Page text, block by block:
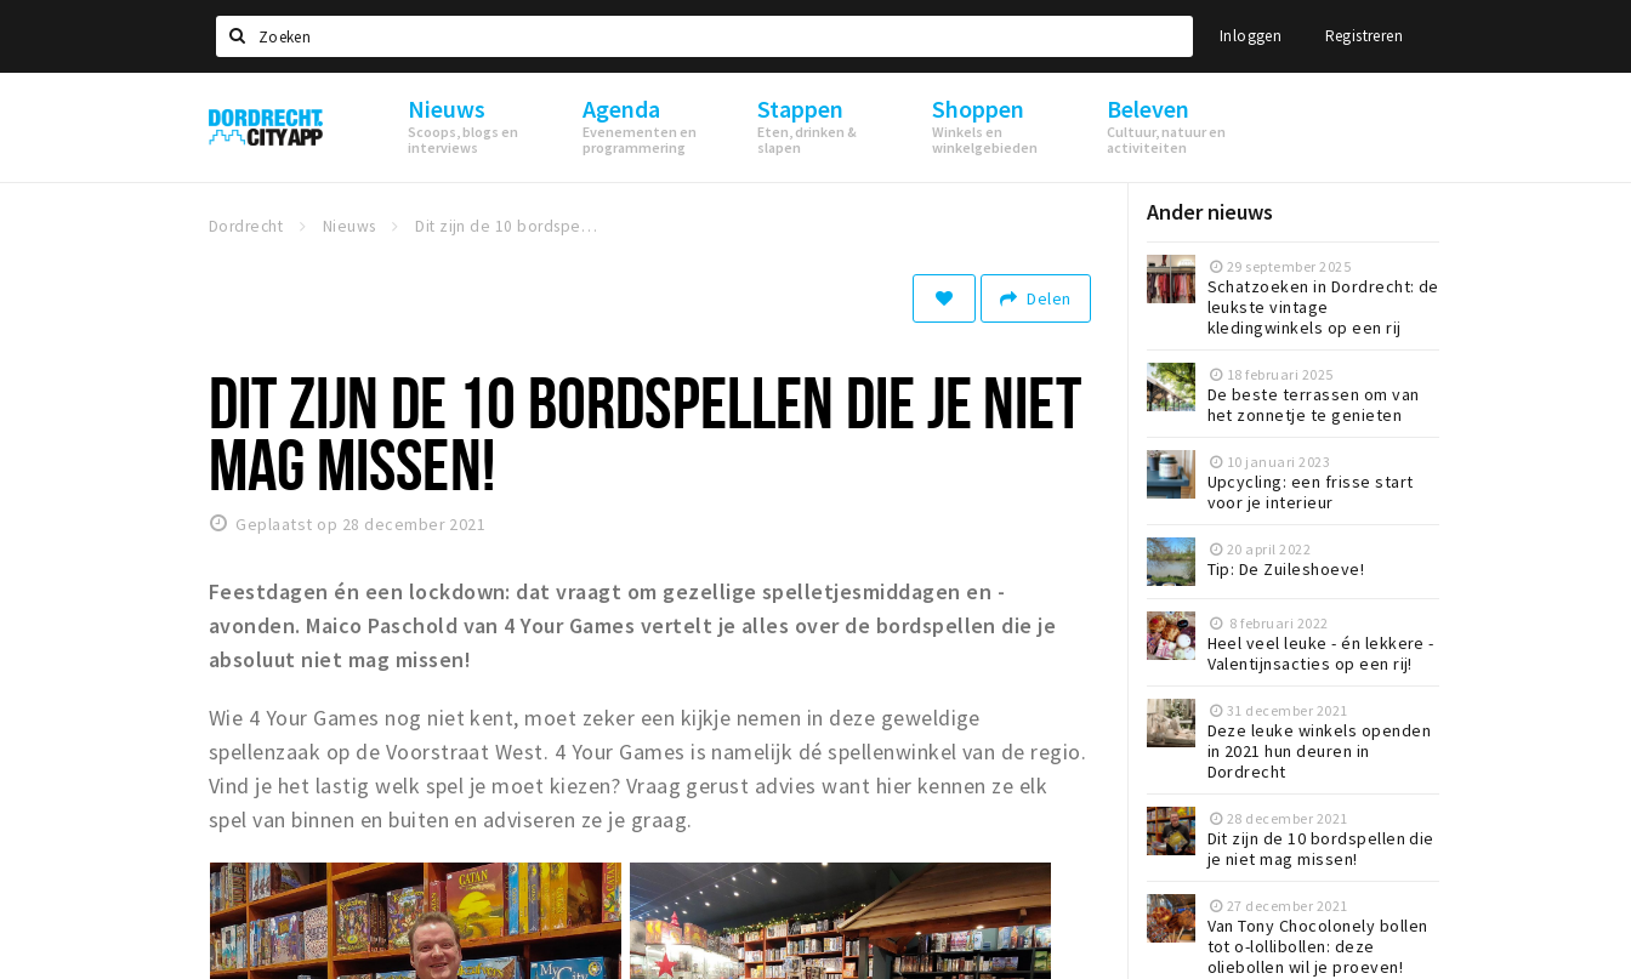
Zoeken
Inloggen Registreren
Dordrecht
City
Nieuws
Scoops, blogs en
interviews
Agenda
Evenementen en
programmering
Stappen
Eten, drinken &
slapen
Shoppen
Winkels en
winkelgebieden
Beleven
Cultuur, natuur en
activiteiten
Dordrecht Nieuws Dit zijn de 10 bordspellen die je niet mag missen!
Delen
DIT ZIJN DE 10 BORDSPELLEN DIE JE NIET
MAG MISSEN!
Geplaatst op 28 december 2021
Feestdagen én een lockdown: dat vraagt om gezellige spelletjesmiddagen en -
avonden. Maico Paschold van 4 Your Games vertelt je alles over de bordspellen die je
absoluut niet mag missen!
Wie 4 Your Games nog niet kent, moet zeker een kijkje nemen in deze geweldige
spellenzaak op de Voorstraat West. 4 Your Games is namelijk dé spellenwinkel van de regio.
Vind je het lastig welk spel je moet kiezen? Vraag gerust advies want hier kennen ze elk
spel van binnen en buiten en adviseren ze je graag.
Ander nieuws
29 september 2025
Schatzoeken in Dordrecht: de
leukste vintage
kledingwinkels op een rij
18 februari 2025
De beste terrassen om van
het zonnetje te genieten
10 januari 2023
Upcycling: een frisse start
voor je interieur
20 april 2022
Tip: De Zuileshoeve!
8 februari 2022
Heel veel leuke - én lekkere -
Valentijnsacties op een rij!
31 december 2021
Deze leuke winkels openden
in 2021 hun deuren in
Dordrecht
28 december 2021
Dit zijn de 10 bordspellen die
je niet mag missen!
27 december 2021
Van Tony Chocolonely bollen
tot o-lollibollen: deze
oliebollen wil je proeven!